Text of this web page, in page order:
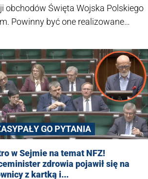
Święta Wojska Polskiego
Powinny być one realizowane
KRRiT po tym, jak media obiegła
blisko 900 tys. złotych od
GO PYTANIA
w Sejmie na temat NFZ!
zdrowia pojawił się na
z kartką i...